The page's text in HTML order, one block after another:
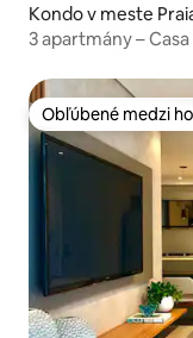
Kondo v meste
3 apartmány –
Obľúbené medzi
Obľúbené medzi